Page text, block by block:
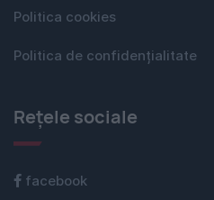
Politica cookies
Politica de confidențialitate
Rețele sociale
facebook